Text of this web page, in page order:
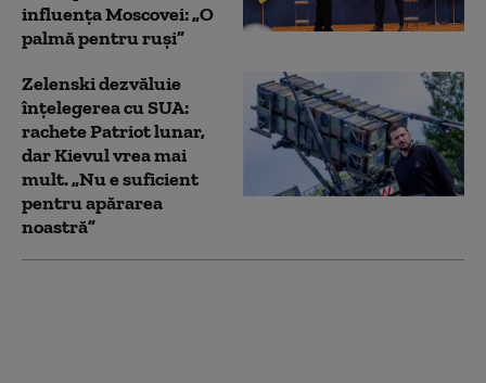
influența Moscovei: „O
palmă pentru ruși”
Zelenski dezvăluie
înțelegerea cu SUA:
rachete Patriot lunar,
dar Kievul vrea mai
mult. „Nu e suficient
pentru apărarea
noastră”